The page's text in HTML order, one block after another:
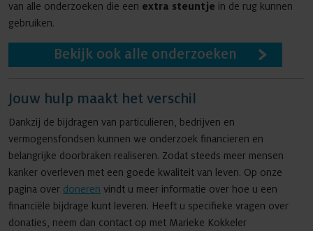
van alle onderzoeken die een extra steuntje in de rug kunnen
gebruiken.
Bekijk ook alle onderzoeken
Jouw hulp maakt het verschil
Dankzij de bijdragen van particulieren, bedrijven en
vermogensfondsen kunnen we onderzoek financieren en
belangrijke doorbraken realiseren. Zodat steeds meer mensen
kanker overleven met een goede kwaliteit van leven. Op onze
pagina over doneren vindt u meer informatie over hoe u een
financiële bijdrage kunt leveren. Heeft u specifieke vragen over
donaties, neem dan contact op met Marieke Kokkeler